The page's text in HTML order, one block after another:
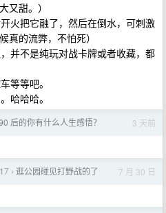
又甜。）
火把它融了，然后在倒水，可刺激
真的流弊，不怕死）
并不是纯玩对战卡牌或者收藏，都
等等吧。
哈哈哈。
后的你有什么人生感悟？ 3 天前
› 逛公园碰见打野战的了 7 月 30 日